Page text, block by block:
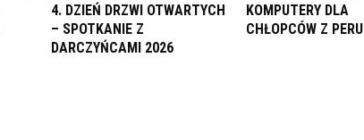
4. DZIEŃ DRZWI OTWARTYCH
– SPOTKANIE Z
DARCZYŃCAMI 2026
KOMPUTERY DLA
CHŁOPCÓW Z PERU